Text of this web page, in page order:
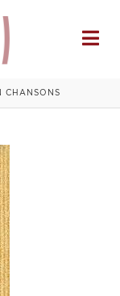
CHANSONS